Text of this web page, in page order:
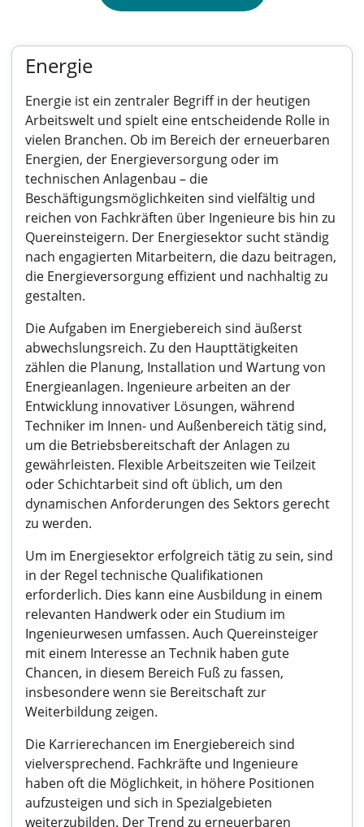
Energie
Energie ist ein zentraler Begriff in der heutigen
Arbeitswelt und spielt eine entscheidende Rolle in
vielen Branchen. Ob im Bereich der erneuerbaren
Energien, der Energieversorgung oder im
technischen Anlagenbau – die
Beschäftigungsmöglichkeiten sind vielfältig und
reichen von Fachkräften über Ingenieure bis hin zu
Quereinsteigern. Der Energiesektor sucht ständig
nach engagierten Mitarbeitern, die dazu beitragen,
die Energieversorgung effizient und nachhaltig zu
gestalten.
Die Aufgaben im Energiebereich sind äußerst
abwechslungsreich. Zu den Haupttätigkeiten
zählen die Planung, Installation und Wartung von
Energieanlagen. Ingenieure arbeiten an der
Entwicklung innovativer Lösungen, während
Techniker im Innen- und Außenbereich tätig sind,
um die Betriebsbereitschaft der Anlagen zu
gewährleisten. Flexible Arbeitszeiten wie Teilzeit
oder Schichtarbeit sind oft üblich, um den
dynamischen Anforderungen des Sektors gerecht
zu werden.
Um im Energiesektor erfolgreich tätig zu sein, sind
in der Regel technische Qualifikationen
erforderlich. Dies kann eine Ausbildung in einem
relevanten Handwerk oder ein Studium im
Ingenieurwesen umfassen. Auch Quereinsteiger
mit einem Interesse an Technik haben gute
Chancen, in diesem Bereich Fuß zu fassen,
insbesondere wenn sie Bereitschaft zur
Weiterbildung zeigen.
Die Karrierechancen im Energiebereich sind
vielversprechend. Fachkräfte und Ingenieure
haben oft die Möglichkeit, in höhere Positionen
aufzusteigen und sich in Spezialgebieten
weiterzubilden. Der Trend zu erneuerbaren